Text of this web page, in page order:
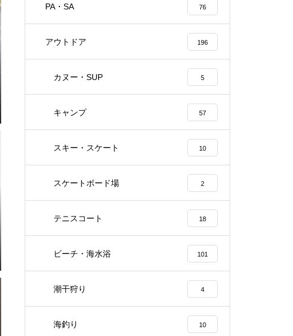
PA・SA 76
アウトドア 196
カヌー・SUP 5
キャンプ 57
スキー・スケート 10
スケートボード場 2
テニスコート 18
ビーチ・海水浴 101
潮干狩り 4
海釣り 10